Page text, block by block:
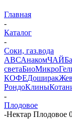
Главная
-
Каталог
-
Соки, газ.вода
АВСАнакомЧАЙ
света
КОФЕДоширак
РондоКлины
-
Плодовое
-Нектар Плодовое